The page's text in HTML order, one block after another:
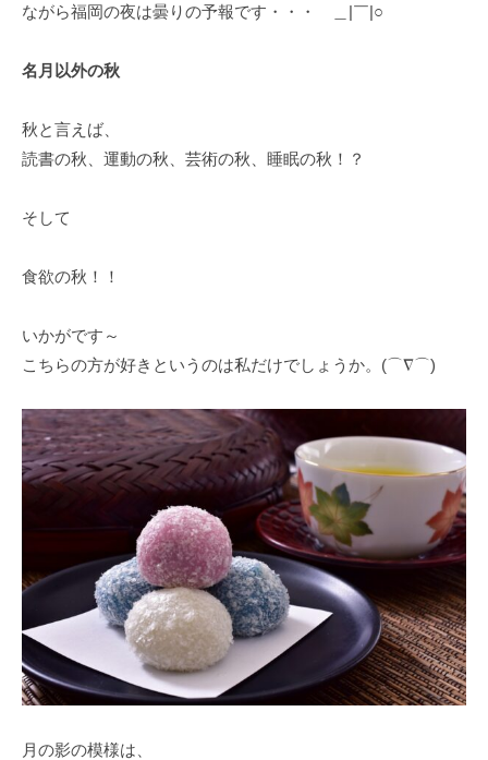
ながら福岡の夜は曇りの予報です・・・ ＿|￣|○
名月以外の秋
秋と言えば、
読書の秋、運動の秋、芸術の秋、睡眠の秋！？
そして
食欲の秋！！
いかがです～
こちらの方が好きというのは私だけでしょうか。(⌒∇⌒)
月の影の模様は、